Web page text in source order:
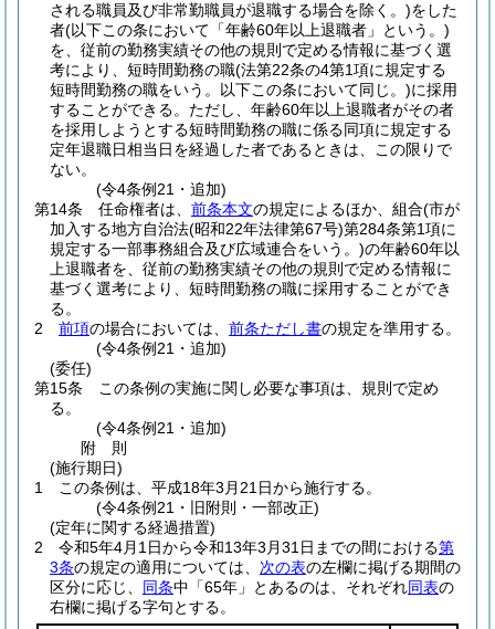
される職員及び非常勤職員が退職する場合を除く。)をした
者(以下この条において「年齢60年以上退職者」という。)
を、従前の勤務実績その他の規則で定める情報に基づく選
考により、短時間勤務の職(法第22条の4第1項に規定する
短時間勤務の職をいう。以下この条において同じ。)に採用
することができる。 ただし、年齢60年以上退職者がその者
を採用しようとする短時間勤務の職に係る同項に規定する
定年退職日相当日を経過した者であるときは、この限りで
ない。
(令4条例21・追加)
第14条
任命権者は、 前条本文の規定によるほか、組合(市が
加入する地方自治法(昭和22年法律第67号)第284条第1項に
規定する一部事務組合及び広域連合をいう。)の年齢60年以
上退職者を、従前の勤務実績その他の規則で定める情報に
基づく選考により、短時間勤務の職に採用することができ
る。
2
前項の場合においては、 前条ただし書の規定を準用する。
(令4条例21・追加)
(委任)
第15条
この条例の実施に関し必要な事項は、規則で定め
る。
(令4条例21・追加)
附 則
(施行期日)
1
この条例は、平成18年3月21日から施行する。
(令4条例21・旧附則・一部改正)
(定年に関する経過措置)
2
令和5年4月1日から令和13年3月31日までの間における第
3条の規定の適用については、 次の表の左欄に掲げる期間の
区分に応じ、 同条中「65年」とあるのは、それぞれ同表の
右欄に掲げる字句とする。